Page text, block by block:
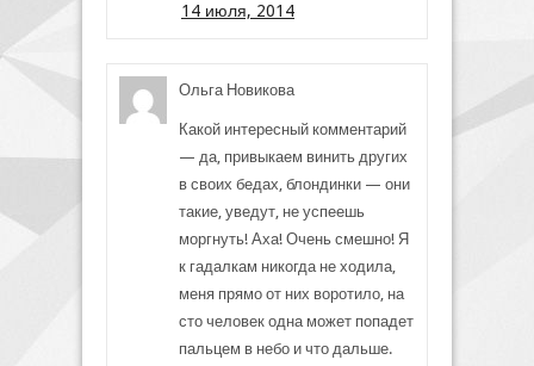
14 июля, 2014
Ольга Новикова
Какой интересный комментарий
— да, привыкаем винить других
в своих бедах, блондинки — они
такие, уведут, не успеешь
моргнуть! Аха! Очень смешно! Я
к гадалкам никогда не ходила,
меня прямо от них воротило, на
сто человек одна может попадет
пальцем в небо и что дальше.